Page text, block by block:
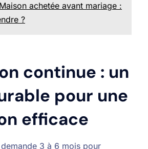
Maison achetée avant mariage :
?
continue : un
pour une
efficace
3 à 6 mois pour